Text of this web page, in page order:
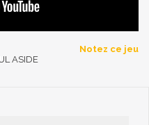
Notez ce jeu
ASIDE